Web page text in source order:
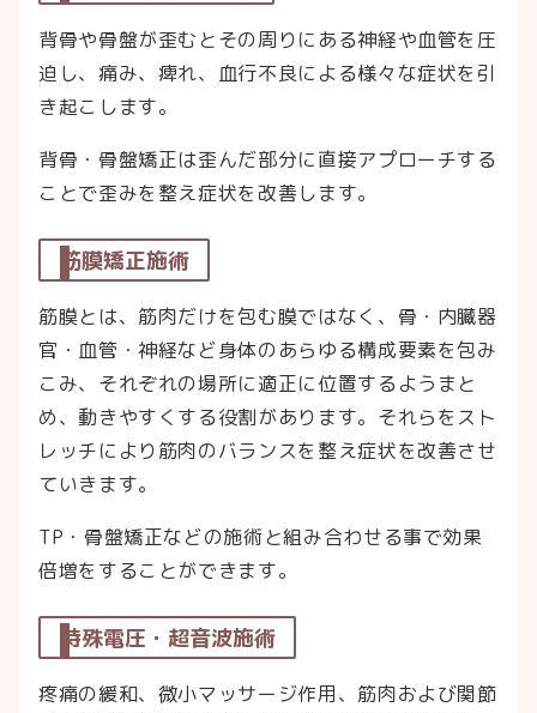
背骨や骨盤が歪むとその周りにある神経や血管を圧
迫し、痛み、痺れ、血行不良による様々な症状を引
き起こします。
背骨・骨盤矯正は歪んだ部分に直接アプローチする
ことで歪みを整え症状を改善します。
筋膜矯正施術
筋膜とは、筋肉だけを包む膜ではなく、骨・内臓器
官・血管・神経など身体のあらゆる構成要素を包み
こみ、それぞれの場所に適正に位置するようまと
め、動きやすくする役割があります。それらをスト
レッチにより筋肉のバランスを整え症状を改善させ
ていきます。
TP・骨盤矯正などの施術と組み合わせる事で効果
倍増をすることができます。
特殊電圧・超音波施術
疼痛の緩和、微小マッサージ作用、筋肉および関節